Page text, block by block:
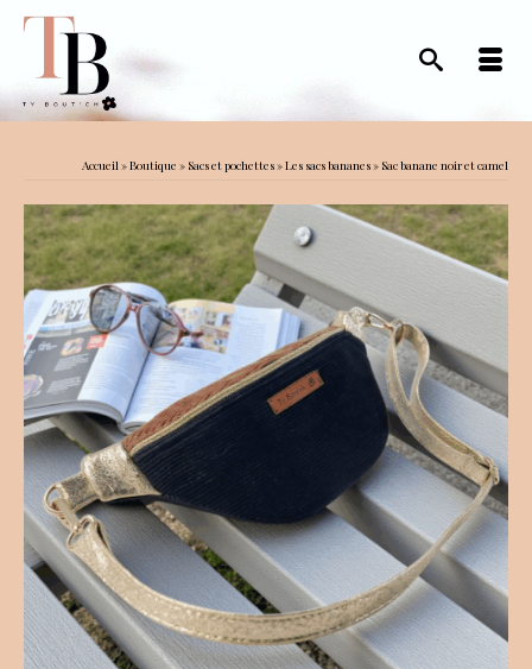
Accueil»Boutique » Sacs et pochettes»Les sacs bananes» Sac banane noir et camel